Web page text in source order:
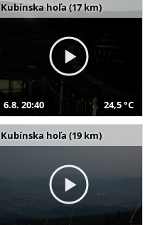
Kubínska hoľa (17 km)
6.8. 20:40 24,5 °C
Kubínska hoľa (19 km)